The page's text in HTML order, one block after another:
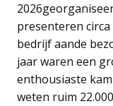
presenteren
bedrijf aande
jaar waren een
enthousiaste
weten ruim